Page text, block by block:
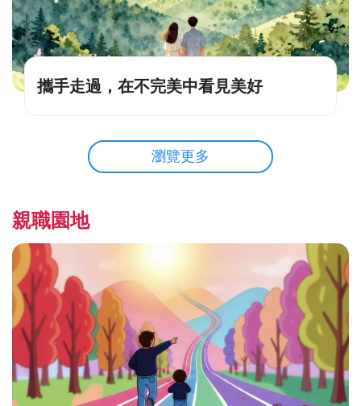
攜手走過，在不完美中看見美好
瀏覽更多
親職園地